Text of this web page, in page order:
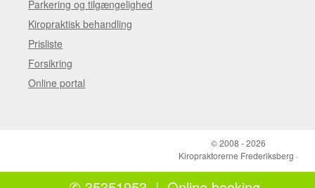
Parkering og tilgængelighed
Kiropraktisk behandling
Prisliste
Forsikring
Online portal
© 2008 - 2026
Kiropraktorerne Frederiksberg ·
Design: Andreas Kildegaard